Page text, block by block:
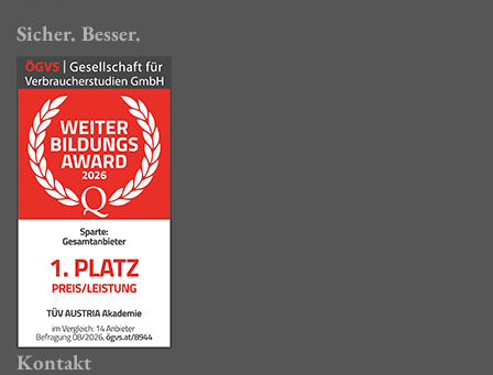
Sicher. Besser.
Kontakt